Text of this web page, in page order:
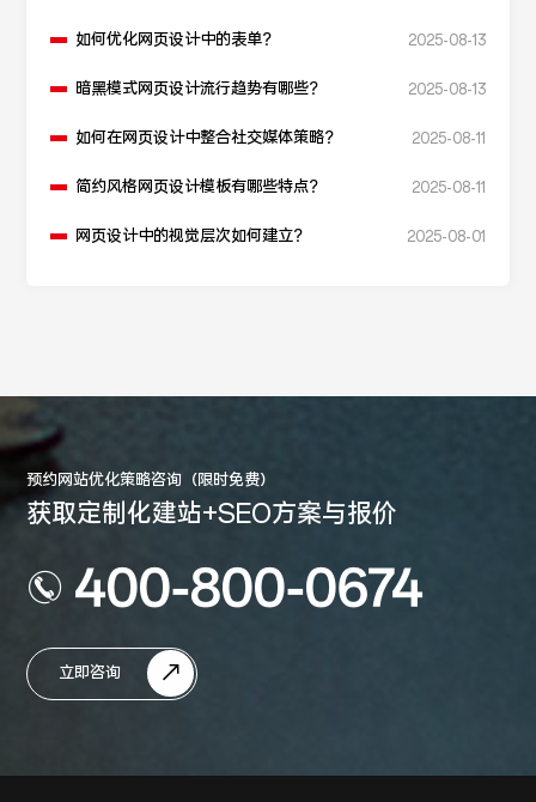
如何优化网页设计中的表单？ 2025-08-13
暗黑模式网页设计流行趋势有哪些？ 2025-08-13
如何在网页设计中整合社交媒体策略？ 2025-08-11
简约风格网页设计模板有哪些特点？ 2025-08-11
网页设计中的视觉层次如何建立？ 2025-08-01
预约网站优化策略咨询（限时免费）
获取定制化建站+SEO方案与报价
400-800-0674
立即咨询